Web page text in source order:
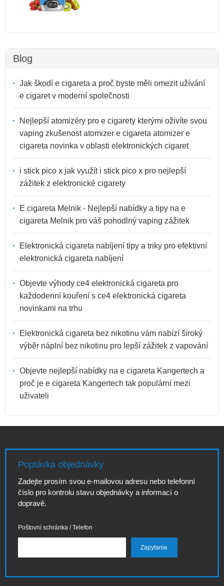
Blog
Jak škodí e cigareta a proč byste měli omezit užívání
e cigaret v moderní společnosti
Nejlepší atomizéry pro e cigarety kterými oživíte svou
vaping zkušenost atomizer e cigareta atomizer e
cigareta novinka v oblasti elektronických cigaret
i stick pico x jak využít i stick pico x pro nejlepší
zážitek z elektronické cigarety
E cigareta Melnik - Nejlepší nabídky a tipy na e
cigareta Melnik pro váš pohodlný vaping zážitek
Elektronická cigareta nabíjení tipy a triky pro efektivní
elektronická cigareta nabíjení
Objevte výhody ce4 elektronická cigareta pro
každodenní kouření s ce4 elektronická cigareta
novinkami na trhu
Elektronická cigareta bez nikotinu vám nabízí široký
výběr náplní bez nikotinu pro lepší zážitek z vapování
Objevte nejlepší nabídky na e cigareta Kangertech a
proč je e cigareta Kangertech tak populární mezi
uživateli
Poptávka objednávky
Zadejte prosím svou e-mailovou adresu nebo telefonní
číslo pro kontrolu stavu objednávky a informací o
dopravě.
Poštovní schránka / Telefon